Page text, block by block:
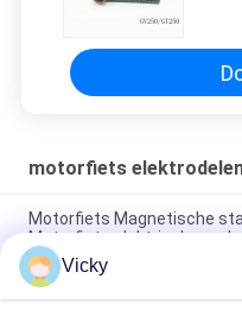
motorfiets
Motorfiets Magnetische
Motorfiets elektrische
Elektrische motorfiets
kopers Goede prestaties
Vicky